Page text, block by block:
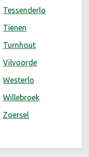
Tessenderlo
Tienen
Turnhout
Vilvoorde
Westerlo
Willebroek
Zoersel